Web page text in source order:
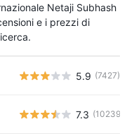
Netaji Subhash
e i prezzi di
5.9 (7427)
7.3 (10239)